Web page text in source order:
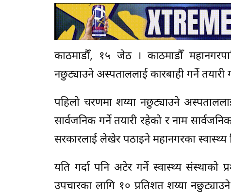
काठमाडौँ, १५ जेठ । काठमाडौँ
नछुट्याउने अस्पताललाई कारबाही गर्ने तयारी
पहिलो चरणमा शय्या नछुट्याउने
सार्वजनिक गर्ने तयारी रहेको र नाम
सरकारलाई लेखेर पठाइने महानगरका स्वास्थ्य
यति गर्दा पनि अटेर गर्ने स्वास्थ्य
उपचारका लागि १० प्रतिशत शय्या